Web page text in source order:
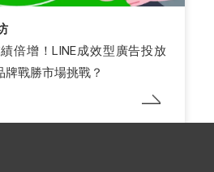
倍增！LINE成效型廣告投放
牌戰勝市場挑戰？